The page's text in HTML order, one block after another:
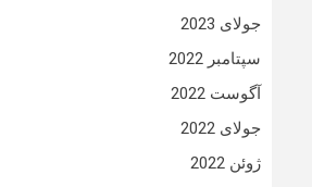
جولای 2023
سپتامبر 2022
آگوست 2022
جولای 2022
ژوئن 2022